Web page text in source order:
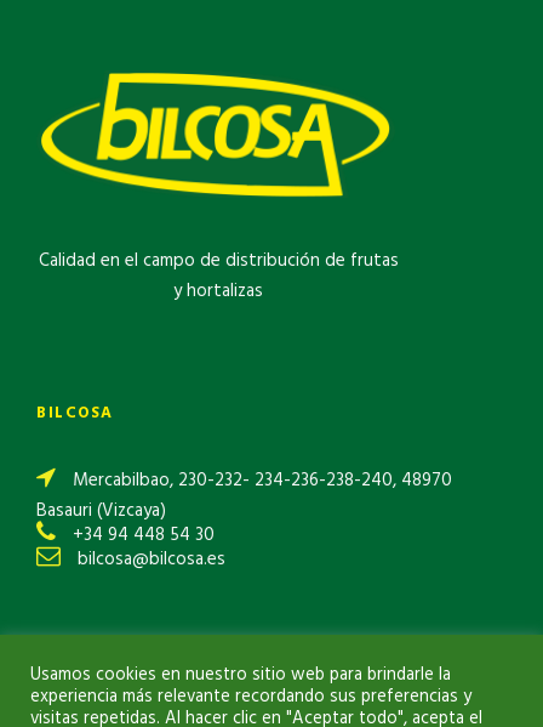
Calidad en el campo de distribución de frutas
y hortalizas
BILCOSA
Mercabilbao, 230-232- 234-236-238-240, 48970
Basauri (Vizcaya)
+34 94 448 54 30
bilcosa@bilcosa.es
Aviso Legal|Política de Privacidad|Política de Cookies
Usamos cookies en nuestro sitio web para brindarle la
experiencia más relevante recordando sus preferencias y
visitas repetidas. Al hacer clic en "Aceptar todo", acepta el